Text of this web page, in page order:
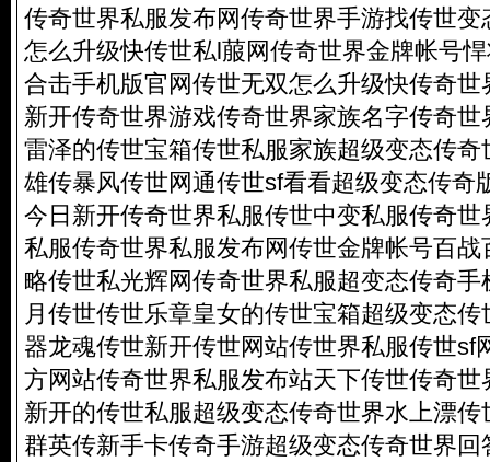
传奇世界私服发布网传奇世界手游找传世
怎么升级快传世私l菔网传奇世界金牌帐号
合击手机版官网传世无双怎么升级快传奇
新开传奇世界游戏传奇世界家族名字传奇
雷泽的传世宝箱传世私服家族超级变态传
雄传暴风传世网通传世sf看看超级变态传奇
今日新开传奇世界私服传世中变私服传奇
私服传奇世界私服发布网传世金牌帐号百
略传世私光辉网传奇世界私服超变态传奇
月传世传世乐章皇女的传世宝箱超级变态
器龙魂传世新开传世网站传世界私服传世sf
方网站传奇世界私服发布站天下传世传奇
新开的传世私服超级变态传奇世界水上漂
群英传新手卡传奇手游超级变态传奇世界